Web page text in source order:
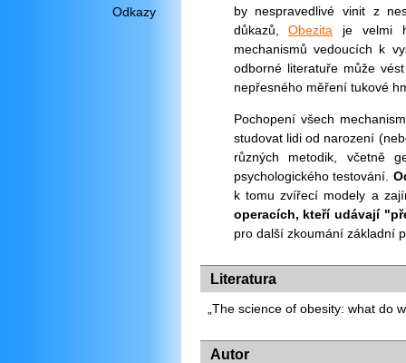
by nespravedlivé vinit z
důkazů,Obezita je velmi
mechanismů vedoucích k
odborné literatuře může
nepřesného měření tukové
Pochopení všech
studovat lidi od narození
různých metodik, včetně
psychologického testování.
k tomu zvířecí modely a
operacích, kteří udávají
pro další zkoumání základní
Literatura
„The science of obesity: what do
Autor
Odkazy